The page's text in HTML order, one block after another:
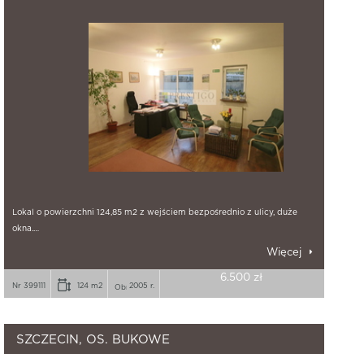
Lokal o powierzchni 124,85 m2 z wejściem bezpośrednio z ulicy, duże
okna.…
Więcej
Nr 399111 124 m2 2005 r.
6.500 zł
SZCZECIN, OS. BUKOWE